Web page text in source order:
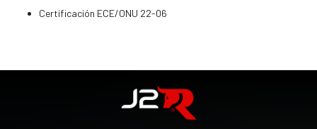
Certificación ECE/ONU 22-06